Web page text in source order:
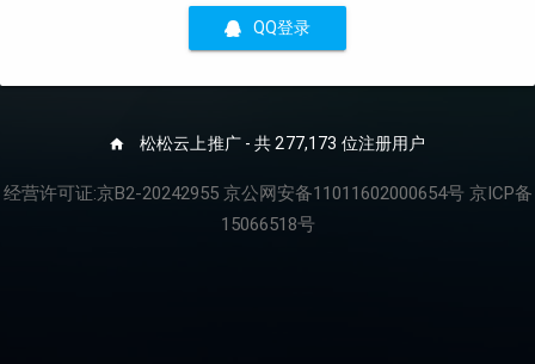
QQ登录
松松云上推广 - 共 277,173 位注册用户
经营许可证:京B2-20242955 京公网安备11011602000654号 京ICP备
15066518号